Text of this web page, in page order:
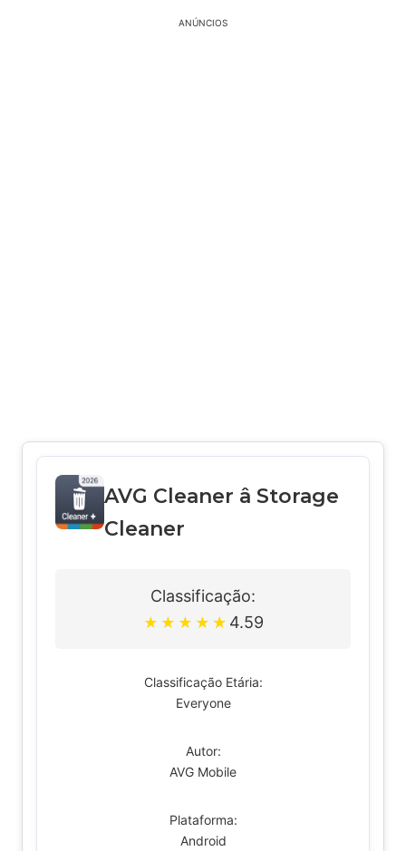
ANÚNCIOS
AVG Cleaner â Storage
Cleaner
Classificação:
★ ★ ★ ★ ★ 4.59
Classificação Etária:
Everyone
Autor:
AVG Mobile
Plataforma:
Android